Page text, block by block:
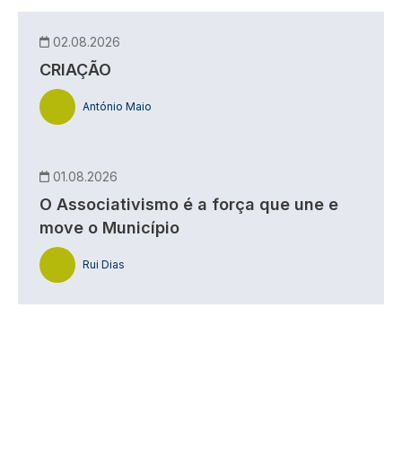
02.08.2026
CRIAÇÃO
António Maio
01.08.2026
O Associativismo é a força que une e
move o Município
Rui Dias